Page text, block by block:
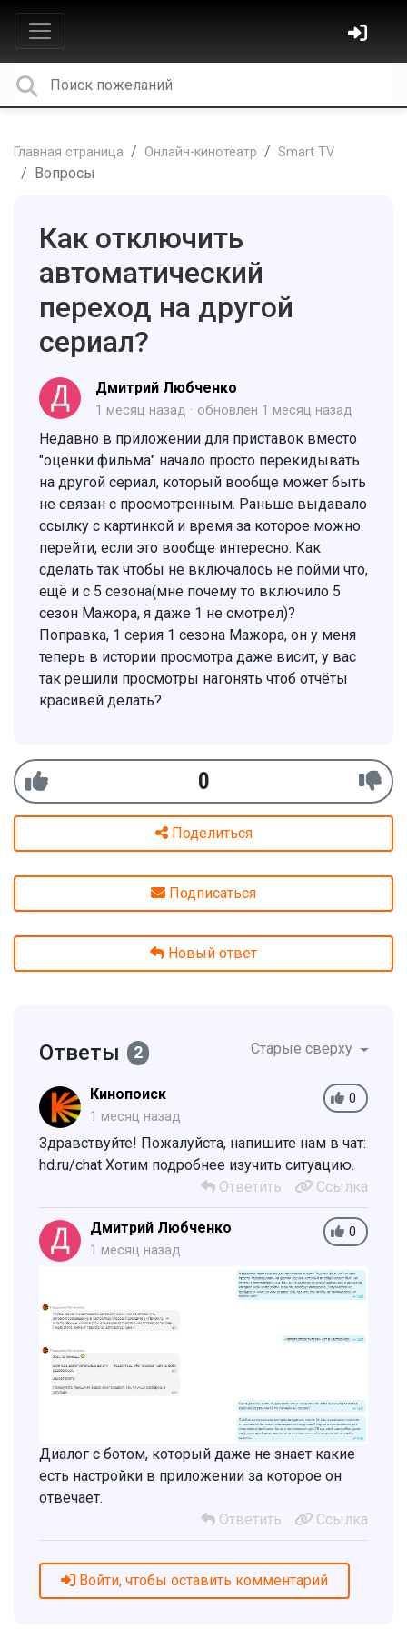
Главная страница Онлайн-кинотеатр Smart TV
Вопросы
Как отключить
автоматический
переход на другой
сериал?
Дмитрий Любченко
1 месяц назад обновлен 1 месяц назад
Недавно в приложении для приставок вместо
"оценки фильма" начало просто перекидывать
на другой сериал, который вообще может быть
не связан с просмотренным. Раньше выдавало
ссылку с картинкой и время за которое можно
перейти, если это вообще интересно. Как
сделать так чтобы не включалось не пойми что,
ещё и с 5 сезона(мне почему то включило 5
сезон Мажора, я даже 1 не смотрел)?
Поправка, 1 серия 1 сезона Мажора, он у меня
теперь в истории просмотра даже висит, у вас
так решили просмотры нагонять чтоб отчёты
красивей делать?
0
Поделиться
Подписаться
Новый ответ
Ответы 2 Старые сверху
0
Кинопоиск
1 месяц назад
Здравствуйте! Пожалуйста, напишите нам в чат:
hd.ru/chat Хотим подробнее изучить ситуацию.
Ответить
Ссылка
0
Дмитрий Любченко
1 месяц назад
Диалог с ботом, который даже не знает какие
есть настройки в приложении за которое он
отвечает.
Ответить
Ссылка
Войти, чтобы оставить комментарий